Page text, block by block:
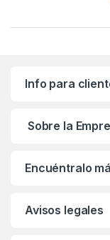
Info para
Sobre la
Encuéntralo
Avisos legales